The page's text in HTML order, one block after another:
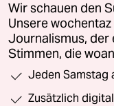
Wir schauen den
Unsere
Journalismus, der
Stimmen, die
Jeden Samstag
Zusätzlich